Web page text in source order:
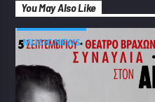
You May Also Like
MUSIC NEWS